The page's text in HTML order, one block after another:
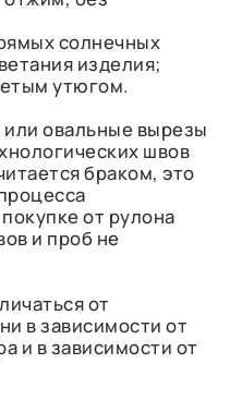
солнечных
изделия;
утюгом.
овальные вырезы
швов
браком, это
от рулона
и проб не
от
в зависимости от
и в зависимости от